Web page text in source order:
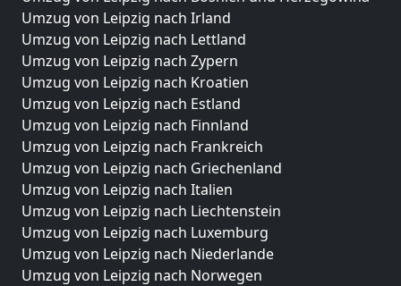
Umzug von Leipzig nach Irland
Umzug von Leipzig nach Lettland
Umzug von Leipzig nach Zypern
Umzug von Leipzig nach Kroatien
Umzug von Leipzig nach Estland
Umzug von Leipzig nach Finnland
Umzug von Leipzig nach Frankreich
Umzug von Leipzig nach Griechenland
Umzug von Leipzig nach Italien
Umzug von Leipzig nach Liechtenstein
Umzug von Leipzig nach Luxemburg
Umzug von Leipzig nach Niederlande
Umzug von Leipzig nach Norwegen